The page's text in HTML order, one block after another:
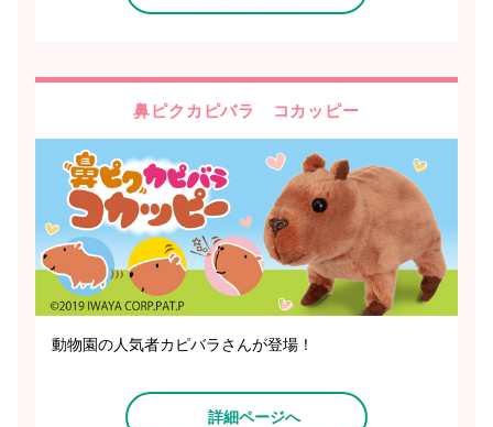
鼻ピクカピバラ コカッピー
動物園の人気者カピバラさんが登場！
詳細ページへ